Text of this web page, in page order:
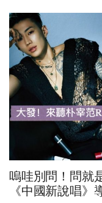
嗚哇別問！問就
《中國新說唱》